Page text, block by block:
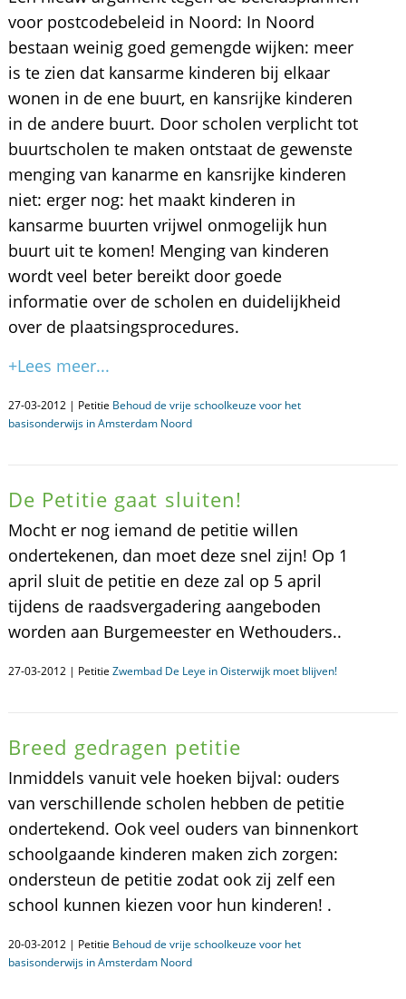
voor postcodebeleid in Noord: In Noord
bestaan weinig goed gemengde wijken: meer
is te zien dat kansarme kinderen bij elkaar
wonen in de ene buurt, en kansrijke kinderen
in de andere buurt. Door scholen verplicht tot
buurtscholen te maken ontstaat de gewenste
menging van kanarme en kansrijke kinderen
niet: erger nog: het maakt kinderen in
kansarme buurten vrijwel onmogelijk hun
buurt uit te komen! Menging van kinderen
wordt veel beter bereikt door goede
informatie over de scholen en duidelijkheid
over de plaatsingsprocedures.
+Lees meer...
27-03-2012 | Petitie Behoud de vrije schoolkeuze voor het
basisonderwijs in Amsterdam Noord
De Petitie gaat sluiten!
Mocht er nog iemand de petitie willen
ondertekenen, dan moet deze snel zijn! Op 1
april sluit de petitie en deze zal op 5 april
tijdens de raadsvergadering aangeboden
worden aan Burgemeester en Wethouders..
27-03-2012 | Petitie Zwembad De Leye in Oisterwijk moet blijven!
Breed gedragen petitie
Inmiddels vanuit vele hoeken bijval: ouders
van verschillende scholen hebben de petitie
ondertekend. Ook veel ouders van binnenkort
schoolgaande kinderen maken zich zorgen:
ondersteun de petitie zodat ook zij zelf een
school kunnen kiezen voor hun kinderen! .
20-03-2012 | Petitie Behoud de vrije schoolkeuze voor het
basisonderwijs in Amsterdam Noord